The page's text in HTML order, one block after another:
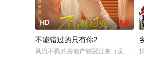
HD 6.0
不能错过的只有你2
风流不羁的房地产销冠江来（吴翊歌